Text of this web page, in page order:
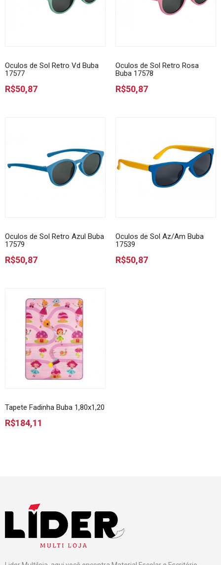
Oculos de Sol Retro Vd Buba
17577
R$50,87
Oculos de Sol Retro Rosa
Buba 17578
R$50,87
Oculos de Sol Retro Azul Buba
17579
R$50,87
Oculos de Sol Az/Am Buba
17539
R$50,87
Tapete Fadinha Buba 1,80x1,20
R$184,11